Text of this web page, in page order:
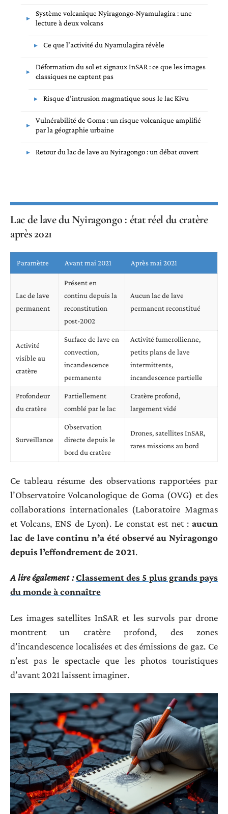
Système volcanique Nyiragongo-Nyamulagira : une
lecture à deux volcans
Ce que l’activité du Nyamulagira révèle
Déformation du sol et signaux InSAR : ce que les images
classiques ne captent pas
Risque d’intrusion magmatique sous le lac Kivu
Vulnérabilité de Goma : un risque volcanique amplifié
par la géographie urbaine
Retour du lac de lave au Nyiragongo : un débat ouvert
Lac de lave du Nyiragongo : état réel du cratère
après 2021
Paramètre Avant mai 2021 Après mai 2021
Lac de lave
permanent
Présent en
continu depuis la
reconstitution
post-2002
Aucun lac de lave
permanent reconstitué
Activité
visible au
cratère
Surface de lave en
convection,
incandescence
permanente
Activité fumerollienne,
petits plans de lave
intermittents,
incandescence partielle
Profondeur
du cratère
Partiellement
comblé par le lac
Cratère profond,
largement vidé
Surveillance
Observation
directe depuis le
bord du cratère
Drones, satellites InSAR,
rares missions au bord
Ce tableau résume des observations rapportées par
l’Observatoire Volcanologique de Goma (OVG) et des
collaborations internationales (Laboratoire Magmas
et Volcans, ENS de Lyon). Le constat est net : aucun
lac de lave continu n’a été observé au Nyiragongo
depuis l’effondrement de 2021.
A lire également : Classement des 5 plus grands pays
du monde à connaître
Les images satellites InSAR et les survols par drone
montrent un cratère profond, des zones
d’incandescence localisées et des émissions de gaz. Ce
n’est pas le spectacle que les photos touristiques
d’avant 2021 laissent imaginer.